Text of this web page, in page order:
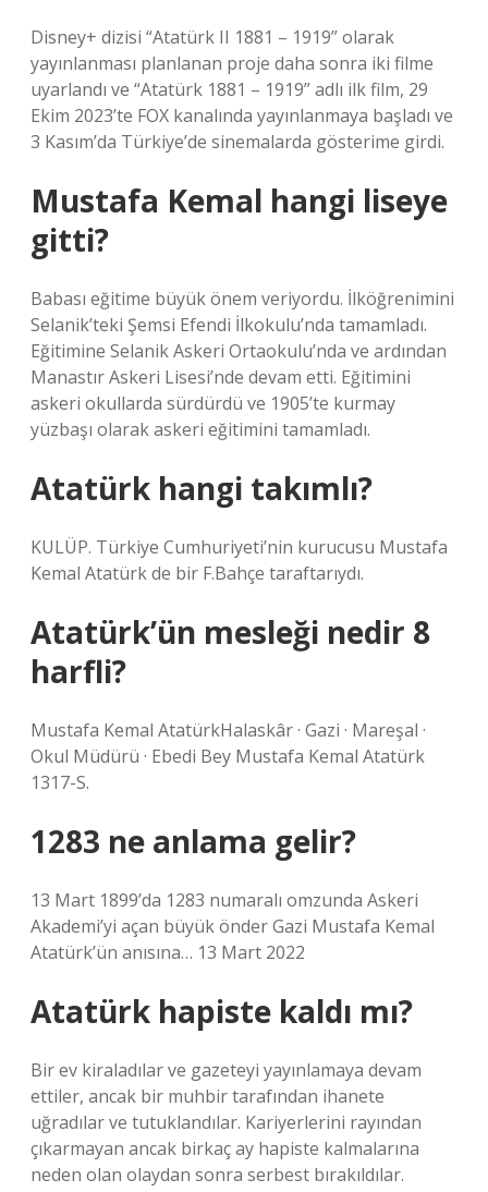
Disney+ dizisi “Atatürk II 1881 – 1919” olarak
yayınlanması planlanan proje daha sonra iki filme
uyarlandı ve “Atatürk 1881 – 1919” adlı ilk film, 29
Ekim 2023’te FOX kanalında yayınlanmaya başladı ve
3 Kasım’da Türkiye’de sinemalarda gösterime girdi.
Mustafa Kemal hangi liseye
gitti?
Babası eğitime büyük önem veriyordu. İlköğrenimini
Selanik’teki Şemsi Efendi İlkokulu’nda tamamladı.
Eğitimine Selanik Askeri Ortaokulu’nda ve ardından
Manastır Askeri Lisesi’nde devam etti. Eğitimini
askeri okullarda sürdürdü ve 1905’te kurmay
yüzbaşı olarak askeri eğitimini tamamladı.
Atatürk hangi takımlı?
KULÜP. Türkiye Cumhuriyeti’nin kurucusu Mustafa
Kemal Atatürk de bir F.Bahçe taraftarıydı.
Atatürk’ün mesleği nedir 8
harfli?
Mustafa Kemal AtatürkHalaskâr · Gazi · Mareşal ·
Okul Müdürü · Ebedi Bey Mustafa Kemal Atatürk
1317-S.
1283 ne anlama gelir?
13 Mart 1899’da 1283 numaralı omzunda Askeri
Akademi’yi açan büyük önder Gazi Mustafa Kemal
Atatürk’ün anısına… 13 Mart 2022
Atatürk hapiste kaldı mı?
Bir ev kiraladılar ve gazeteyi yayınlamaya devam
ettiler, ancak bir muhbir tarafından ihanete
uğradılar ve tutuklandılar. Kariyerlerini rayından
çıkarmayan ancak birkaç ay hapiste kalmalarına
neden olan olaydan sonra serbest bırakıldılar.